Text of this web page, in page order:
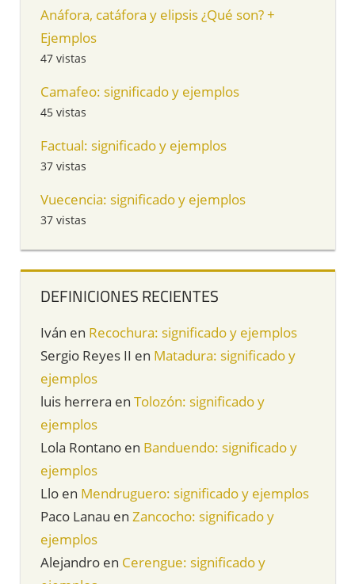
Anáfora, catáfora y elipsis ¿Qué son? +
Ejemplos
47 vistas
Camafeo: significado y ejemplos
45 vistas
Factual: significado y ejemplos
37 vistas
Vuecencia: significado y ejemplos
37 vistas
DEFINICIONES RECIENTES
Iván en Recochura: significado y ejemplos
Sergio Reyes II en Matadura: significado y
ejemplos
luis herrera en Tolozón: significado y
ejemplos
Lola Rontano en Banduendo: significado y
ejemplos
Llo en Mendruguero: significado y ejemplos
Paco Lanau en Zancocho: significado y
ejemplos
Alejandro en Cerengue: significado y